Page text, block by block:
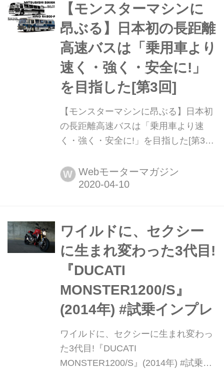
う。(この記事は2018年9月当時の内容
です)
【モンスターマシンに
昂ぶる】日本初の長距離
高速バスは「乗用車より
速く・強く・安全に!」
を目指した[第3回]
【モンスターマシンに昂ぶる】日本初
の長距離高速バスは「乗用車より速
く・強く・安全に!」を目指した[第3回]
けめぐる、さまざまな乗り物のスゴい
メカニズムを紹介してきた「モンスタ
ンジンを搭載した日本初の「ハイウエ
イバス」を紹介する。(この記事は
2016年11月当時の内容です)
W Webモーターマガジン
ワイルドに、セクシー
に生まれ変わった3代目!
『DUCATI
MONSTER1200/S』
(2014年) #試乗インプレ
ワイルドに、セクシーに生まれ変わっ
た3代目!『DUCATI
MONSTER1200/S』(2014年) #試乗イ